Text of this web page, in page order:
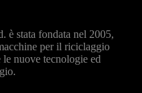
è stata fondata nel 2005,
per il riciclaggio
nuove tecnologie ed